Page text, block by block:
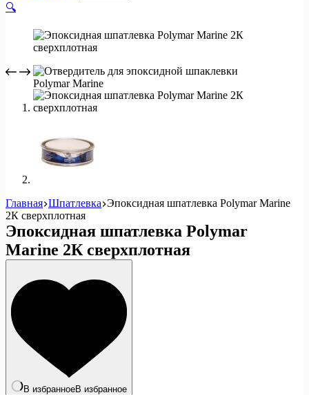
🔍
Главная Шпатлевка Эпоксидная шпатлевка Polymar Marine
2К сверхплотная
Эпоксидная шпатлевка Polymar
Marine 2К сверхплотная
В избранноеВ избранное